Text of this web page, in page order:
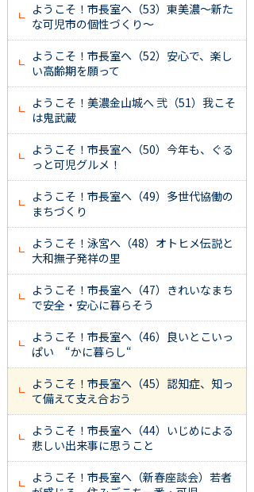
ようこそ！市長室へ（53）東美濃～新た
な可児市の個性づくり～
ようこそ！市長室へ（52）安心で、楽し
い高齢期を願って
ようこそ！美濃金山城へ 弐（51）我こそ
は鬼武蔵
ようこそ！市長室へ（50）今年も、ぐる
っと可児グルメ！
ようこそ！市長室へ（49）多世代協働の
まちづくり
ようこそ！泳宮へ（48）オトヒメ伝説と
大和撫子発祥の里
ようこそ！市長室へ（47）きれいなまち
で安全・安心に暮らそう
ようこそ！市長室へ（46）良いとこいっ
ぱい “かに暮らし“
ようこそ！市長室へ（45）認知症、知っ
て備えて支え合おう
ようこそ！市長室へ（44）いじめによる
悲しい出来事に思うこと
ようこそ！市長室へ（新春座談会）若者